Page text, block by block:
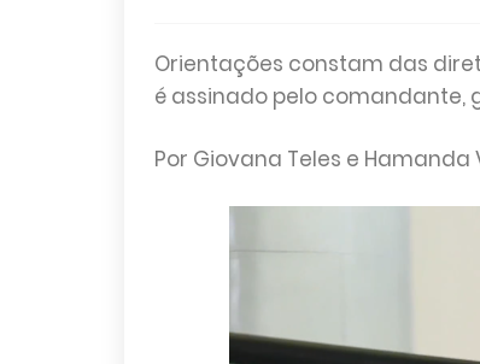
Orientações constam das
é assinado pelo comandante,
Por Giovana Teles e Hamanda